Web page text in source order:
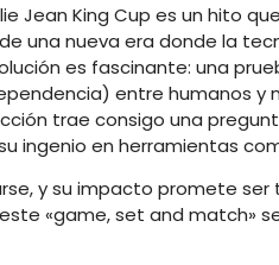
Jean King Cup es un hito
una nueva era donde la
es fascinante: una
entre humanos y
trae consigo una
ingenio en herramientas
y su impacto promete
«game, set and match»